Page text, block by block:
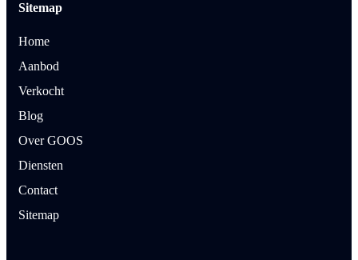
Sitemap
Home
Aanbod
Verkocht
Blog
Over GOOS
Diensten
Contact
Sitemap